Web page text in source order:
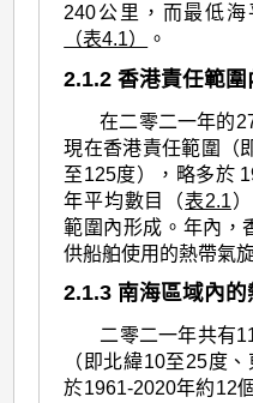
240公里，而最低
（表4.1）
。
2.1.2 香港責任範
在二零二一年的
現在香港責任範圍（
至125度），略多於
年平均數目（表2.1
範圍內形成。年內，
供船舶使用的熱帶氣
2.1.3 南海區域內的
二零二一年共有
（即北緯10至25度
於1961-2020年約12